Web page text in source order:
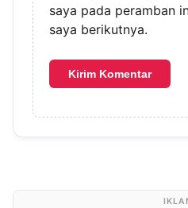
saya pada peramban
saya berikutnya.